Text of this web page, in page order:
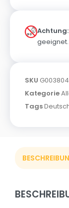
Achtung:
SKU
Kategorie
Tags